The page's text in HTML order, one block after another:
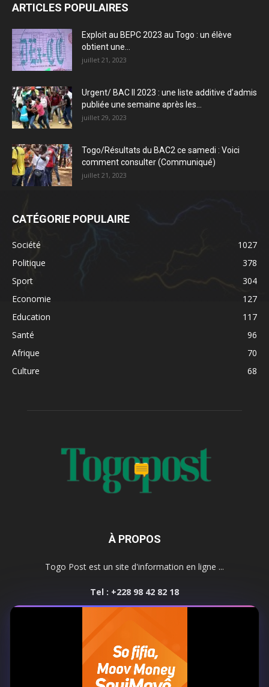
ARTICLES POPULAIRES
Exploit au BEPC 2023 au Togo : un élève
obtient une...
juillet 21, 2023
Urgent/ BAC II 2023 : une liste additive d’admis
publiée une semaine après les...
juillet 29, 2023
Togo/Résultats du BAC2 ce samedi : Voici
comment consulter (Communiqué)
juillet 21, 2023
CATÉGORIE POPULAIRE
Société
1027
Politique
378
Sport
304
Economie
127
Education
117
Santé
96
Afrique
70
Culture
68
À PROPOS
Togo Post est un site d'information en ligne ...
Tel : +228 98 42 82 18
SUIVEZ NOUS